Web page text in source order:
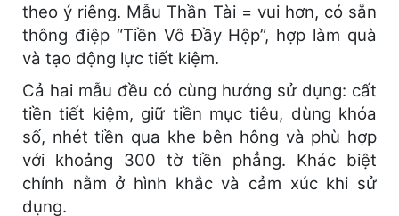
theo ý riêng. Mẫu Thần Tài = vui hơn, có sẵn
thông điệp “Tiền Vô Đầy Hộp”, hợp làm quà
và tạo động lực tiết kiệm.
Cả hai mẫu đều có cùng hướng sử dụng: cất
tiền tiết kiệm, giữ tiền mục tiêu, dùng khóa
số, nhét tiền qua khe bên hông và phù hợp
với khoảng 300 tờ tiền phẳng. Khác biệt
chính nằm ở hình khắc và cảm xúc khi sử
dụng.